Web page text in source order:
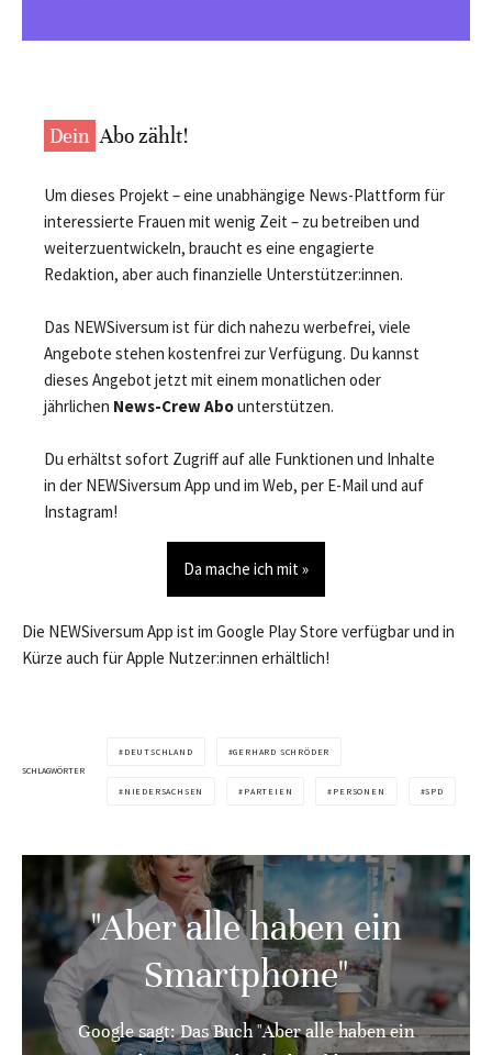
Dein Abo zählt!
Um dieses Projekt – eine unabhängige News-Plattform für
interessierte Frauen mit wenig Zeit – zu betreiben und
weiterzuentwickeln, braucht es eine engagierte
Redaktion, aber auch finanzielle Unterstützer:innen.
Das NEWSiversum ist für dich nahezu werbefrei, viele
Angebote stehen kostenfrei zur Verfügung. Du kannst
dieses Angebot jetzt mit einem monatlichen oder
jährlichen News-Crew Abounterstützen.
Du erhältst sofort Zugriff auf alle Funktionen und Inhalte
in der NEWSiversum App und im Web, per E-Mail und auf
Instagram!
Da mache ich mit »
Die NEWSiversum App ist im Google Play Store verfügbar und in
Kürze auch für Apple Nutzer:innen erhältlich!
SCHLAGWÖRTER
DEUTSCHLAND GERHARD SCHRÖDER
NIEDERSACHSEN PARTEIEN PERSONEN SPD
"Aber alle haben ein
Smartphone"
Google sagt: Das Buch "Aber alle haben ein